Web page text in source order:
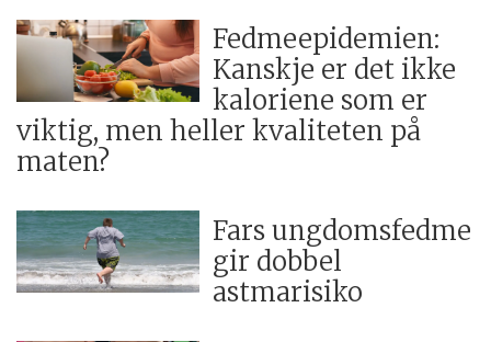
Fedmeepidemien:
Kanskje er det ikke
kaloriene som er
viktig, men heller kvaliteten på
maten?
Fars ungdomsfedme
gir dobbel
astmarisiko